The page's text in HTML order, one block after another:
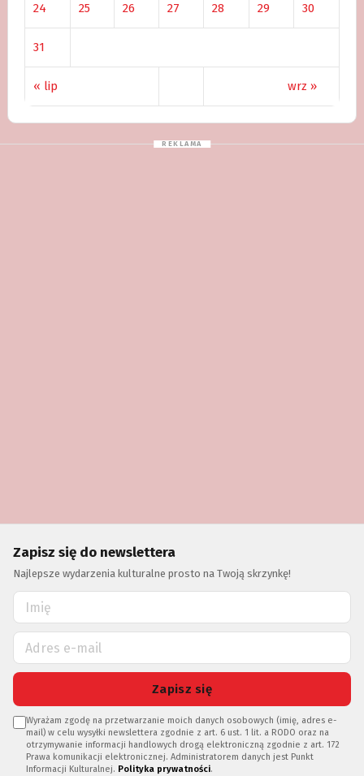
« lip wrz »
24 25 26 27 28 29 30
31
Zapisz się do newslettera
Najlepsze wydarzenia kulturalne prosto na Twoją skrzynkę!
Zapisz się
Wyrażam zgodę na przetwarzanie moich danych osobowych (imię, adres e-
mail) w celu wysyłki newslettera zgodnie z art. 6 ust. 1 lit. a RODO oraz na
otrzymywanie informacji handlowych drogą elektroniczną zgodnie z art. 172
Prawa komunikacji elektronicznej. Administratorem danych jest Punkt
Informacji Kulturalnej. Polityka prywatności.